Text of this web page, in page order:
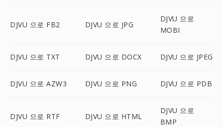
DJVU 으로 FB2 DJVU 으로 JPG
DJVU 으로
MOBI
DJVU 으로 TXT DJVU 으로 DOCX DJVU 으로 JPEG
DJVU 으로 AZW3 DJVU 으로 PNG DJVU 으로 PDB
DJVU 으로 RTF DJVU 으로 HTML
DJVU 으로
BMP